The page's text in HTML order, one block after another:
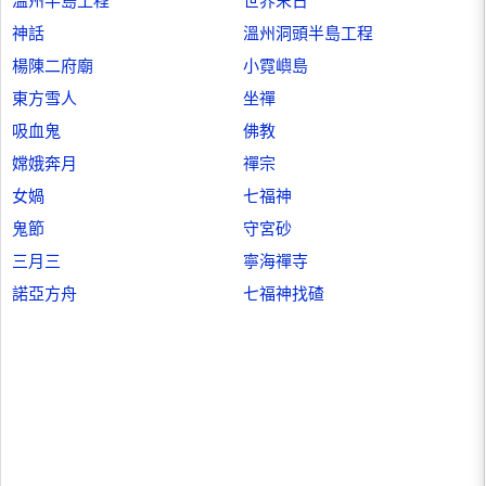
神話
溫州洞頭半島工程
楊陳二府廟
小霓嶼島
東方雪人
坐禪
吸血鬼
佛教
嫦娥奔月
禪宗
女媧
七福神
鬼節
守宮砂
三月三
寧海禪寺
諾亞方舟
七福神找碴